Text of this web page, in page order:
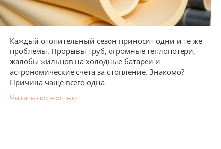
Каждый отопительный сезон приносит одни и те же
проблемы. Прорывы труб, огромные теплопотери,
жалобы жильцов на холодные батареи и
астрономические счета за отопление. Знакомо?
Причина чаще всего одна
Читать полностью